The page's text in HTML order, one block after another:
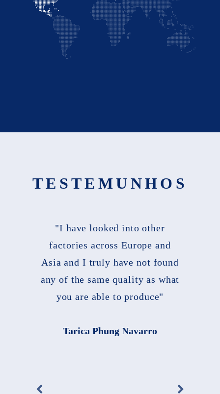
TESTEMUNHOS
"I have looked into other
factories across Europe and
Asia and I truly have not found
any of the same quality as what
you are able to produce"
Tarica Phung Navarro